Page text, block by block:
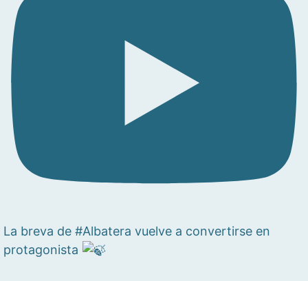
La breva de #Albatera vuelve a convertirse en
protagonista